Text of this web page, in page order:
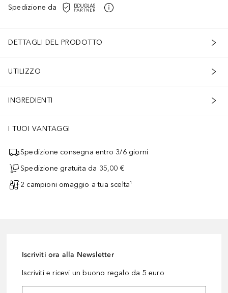
Spedizione da
DETTAGLI DEL PRODOTTO
UTILIZZO
INGREDIENTI
I TUOI VANTAGGI
Spedizione consegna entro 3/6 giorni
Spedizione gratuita da 35,00 €
2 campioni omaggio a tua scelta¹
Iscriviti ora alla Newsletter
Iscriviti e ricevi un buono regalo da 5 euro